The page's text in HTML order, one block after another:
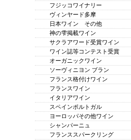
フジッコワイナリー
ヴィンヤード多摩
日本ワイン その他
神の雫掲載ワイン
サクラアワード受賞ワイン
ワイン誌等コンテスト受賞
オーガニックワイン
ソーヴィニヨン ブラン
フランス格付けワイン
フランスワイン
イタリアワイン
スペインポルトガル
ヨーロッパその他ワイン
シャンパーニュ
フランススパークリング